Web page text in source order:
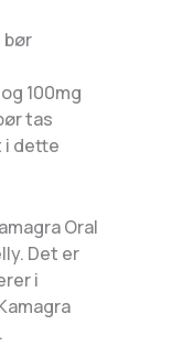
bør
100mg
tas
i dette
Oral
Det er
i